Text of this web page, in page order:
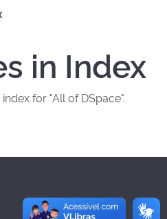
in Index
for "All of DSpace".
NAS REDES